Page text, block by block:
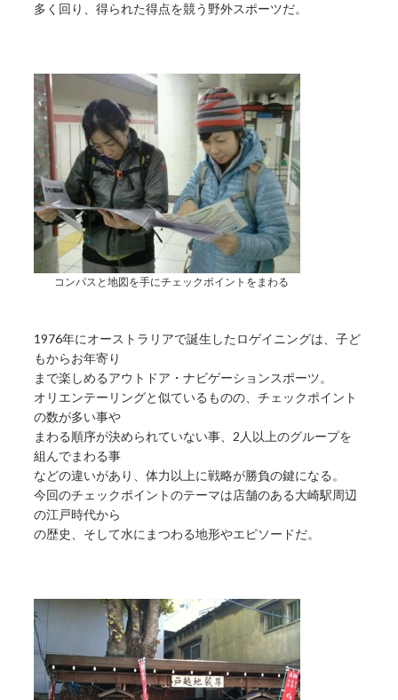
多く回り、得られた得点を競う野外スポーツだ。
コンパスと地図を手にチェックポイントをまわる
1976年にオーストラリアで誕生したロゲイニングは、子ど
もからお年寄り
まで楽しめるアウトドア・ナビゲーションスポーツ。
オリエンテーリングと似ているものの、チェックポイント
の数が多い事や
まわる順序が決められていない事、2人以上のグループを
組んでまわる事
などの違いがあり、体力以上に戦略が勝負の鍵になる。
今回のチェックポイントのテーマは店舗のある大崎駅周辺
の江戸時代から
の歴史、そして水にまつわる地形やエピソードだ。